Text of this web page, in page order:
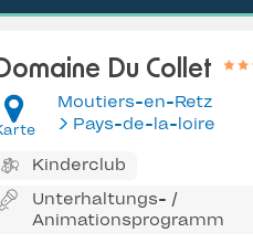
Du Collet
Moutiers-en-Retz
Pays-de-la-loire
Kinderclub
Unterhaltungs- /
Animationsprogramm